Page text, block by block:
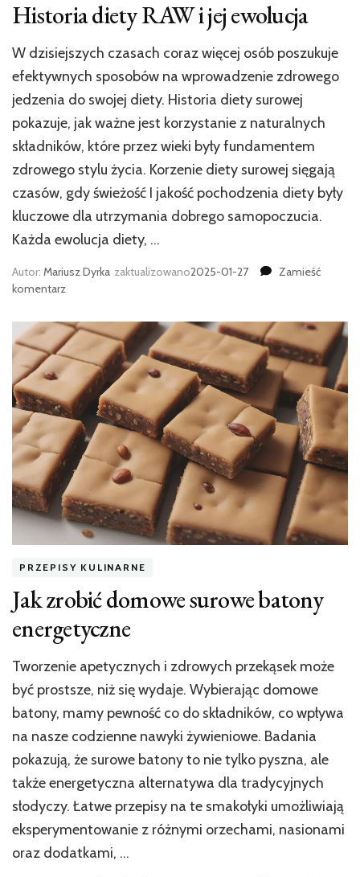
Historia diety RAW i jej ewolucja
W dzisiejszych czasach coraz więcej osób poszukuje
efektywnych sposobów na wprowadzenie zdrowego
jedzenia do swojej diety. Historia diety surowej
pokazuje, jak ważne jest korzystanie z naturalnych
składników, które przez wieki były fundamentem
zdrowego stylu życia. Korzenie diety surowej sięgają
czasów, gdy świeżość I jakość pochodzenia diety były
kluczowe dla utrzymania dobrego samopoczucia.
Każda ewolucja diety, …
Autor: Mariusz Dyrka zaktualizowano2025-01-27
Zamieść
komentarzwe
Historia
diety
RAW
i
jej
ewolucja
PRZEPISY KULINARNE
Jak zrobić domowe surowe batony
energetyczne
Tworzenie apetycznych i zdrowych przekąsek może
być prostsze, niż się wydaje. Wybierając domowe
batony, mamy pewność co do składników, co wpływa
na nasze codzienne nawyki żywieniowe. Badania
pokazują, że surowe batony to nie tylko pyszna, ale
także energetyczna alternatywa dla tradycyjnych
słodyczy. Łatwe przepisy na te smakołyki umożliwiają
eksperymentowanie z różnymi orzechami, nasionami
oraz dodatkami, …